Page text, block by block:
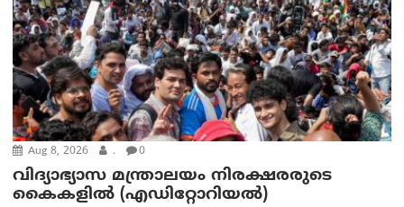
Aug 8, 2026 . 0
വിദ്യാഭ്യാസ മന്ത്രാലയം നിരക്ഷരരുടെ
കൈകളിൽ (എഡിറ്റോറിയല്‍)